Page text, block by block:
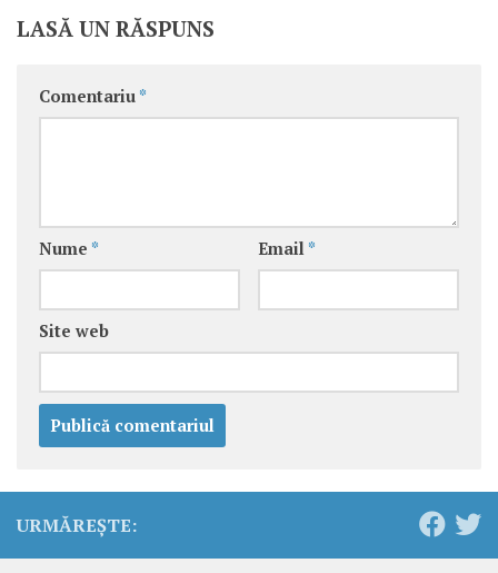
LASĂ UN RĂSPUNS
Comentariu *
Nume * Email *
Site web
URMĂREȘTE: